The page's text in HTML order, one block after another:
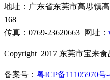
地址：广东省东莞市高埗镇
168
传真：0769-23620663 网址：
Copyright 2017 东莞市宝来
备案号： 粤ICP备11105970号